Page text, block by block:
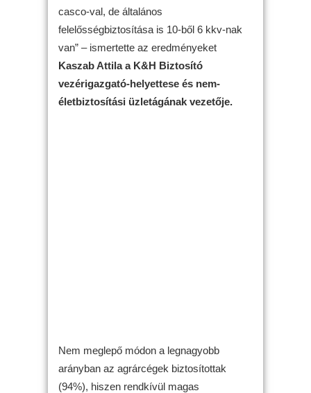
casco-val, de általános
felelősségbiztosítása is 10-ből 6 kkv-nak
van” – ismertette az eredményeket
Kaszab Attila a K&H Biztosító
vezérigazgató-helyettese és nem-
életbiztosítási üzletágának vezetője.
Nem meglepő módon a legnagyobb
arányban az agrárcégek biztosítottak
(94%), hiszen rendkívül magas